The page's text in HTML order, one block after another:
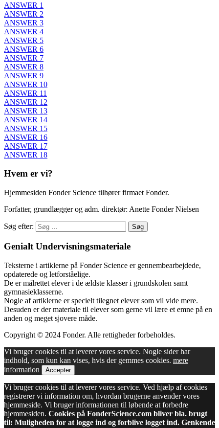
ANSWER 1
ANSWER 2
ANSWER 3
ANSWER 4
ANSWER 5
ANSWER 6
ANSWER 7
ANSWER 8
ANSWER 9
ANSWER 10
ANSWER 11
ANSWER 12
ANSWER 13
ANSWER 14
ANSWER 15
ANSWER 16
ANSWER 17
ANSWER 18
Hvem er vi?
Hjemmesiden Fonder Science tilhører firmaet Fonder.
Forfatter, grundlægger og adm. direktør: Anette Fonder Nielsen
Søg efter:
Genialt Undervisningsmateriale
Teksterne i artiklerne på Fonder Science er gennembearbejdede,
opdaterede og letforståelige.
De er målrettet elever i de ældste klasser i grundskolen samt
gymnasieklasserne.
Nogle af artiklerne er specielt tilegnet elever som vil vide mere.
Desuden er der materiale til elever som gerne vil lære et emne på en
anden og meget sjovere måde.
Copyright © 2024 Fonder. Alle rettigheder forbeholdes.
Vi bruger cookies til at leverer vores service. Nogle sider har
indhold, som kun kan vises, hvis der gemmes cookies. mere
information
Accepter
Vi bruger cookies til at leverer vores service. Ved hjælp af cookies
registrerer vi information om, hvordan brugerne anvender vores
hjemmeside. Vi bruger informationen til løbende at forbedre
hjemmesiden. Cookies på FonderScience.com bliver bla. brugt
til: Muligheden for at logge ind og forblive logget ind. Genkende